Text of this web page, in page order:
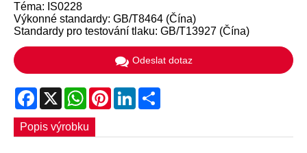
Téma: IS0228
Výkonné standardy: GB/T8464 (Čína)
Standardy pro testování tlaku: GB/T13927 (Čína)
Odeslat dotaz
Facebook
X WhatsApp
PinterestLinkedIn
Popis výrobku